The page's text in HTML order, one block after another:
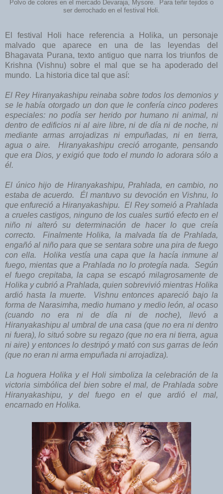
Polvo de colores en el mercado Devaraja, Mysore. Para teñir tejidos o
ser derrochado en el festival Holi.
El festival Holi hace referencia a Holika, un personaje
malvado que aparece en una de las leyendas del
Bhagavata Purana, texto antiguo que narra los triunfos de
Krishna (Vishnu) sobre el mal que se ha apoderado del
mundo. La historia dice tal que así:
El Rey Hiranyakashipu reinaba sobre todos los demonios y
se le había otorgado un don que le confería cinco poderes
especiales: no podía ser herido por humano ni animal, ni
dentro de edificios ni al aire libre, ni de día ni de noche, ni
mediante armas arrojadizas ni empuñadas, ni en tierra,
agua o aire. Hiranyakashipu creció arrogante, pensando
que era Dios, y exigió que todo el mundo lo adorara sólo a
él.
El único hijo de Hiranyakashipu, Prahlada, en cambio, no
estaba de acuerdo. Él mantuvo su devoción en Vishnu, lo
que enfureció a Hiranyakashipu. El Rey someió a Prahlada
a crueles castigos, ninguno de los cuales surtió efecto en el
niño ni alteró su determinación de hacer lo que creía
correcto. Finalmente Holika, la malvada tía de Prahlada,
engañó al niño para que se sentara sobre una pira de fuego
con ella. Holika vestía una capa que la hacía inmune al
fuego, mientas que a Prahlada no lo protegía nada. Según
el fuego crepitaba, la capa se escapó milagrosamente de
Holika y cubrió a Prahlada, quien sobrevivió mientras Holika
ardió hasta la muerte. Vishnu entonces apareció bajo la
forma de Narasimha, medio humano y medio león, al ocaso
(cuando no era ni de día ni de noche), llevó a
Hiranyakashipu al umbral de una casa (que no era ni dentro
ni fuera), lo situó sobre su regazo (que no era ni tierra, agua
ni aire) y entonces lo destripó y mató con sus garras de león
(que no eran ni arma empuñada ni arrojadiza).
La hoguera Holika y el Holi simboliza la celebración de la
victoria simbólica del bien sobre el mal, de Prahlada sobre
Hiranyakashipu, y del fuego en el que ardió el mal,
encarnado en Holika.